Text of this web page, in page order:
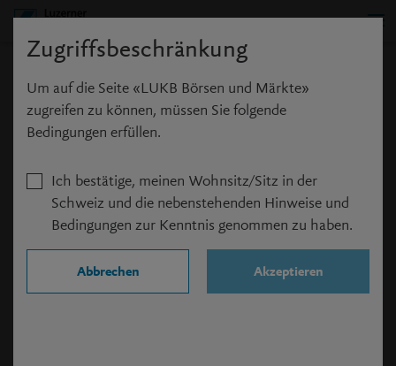
Anmeldung
Benutzername*
Passwort*
Zugriffsbeschränkung
Um auf die Seite «LUKB Börsen und Märkte»
zugreifen zu können, müssen Sie folgende
Bedingungen erfüllen.
Ich bestätige, meinen Wohnsitz/Sitz in der
Schweiz und die nebenstehenden Hinweise und
Bedingungen zur Kenntnis genommen zu haben.
Abbrechen Akzeptieren